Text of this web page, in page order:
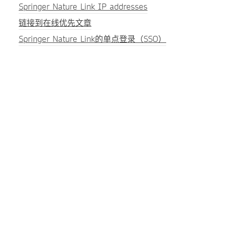
Springer Nature Link IP addresses
链接到在线优先文章
Springer Nature Link的单点登录（SSO）